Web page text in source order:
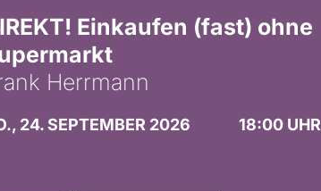
Einkaufen (fast) ohne
Herrmann
24. SEPTEMBER 2026 18:00 UHR